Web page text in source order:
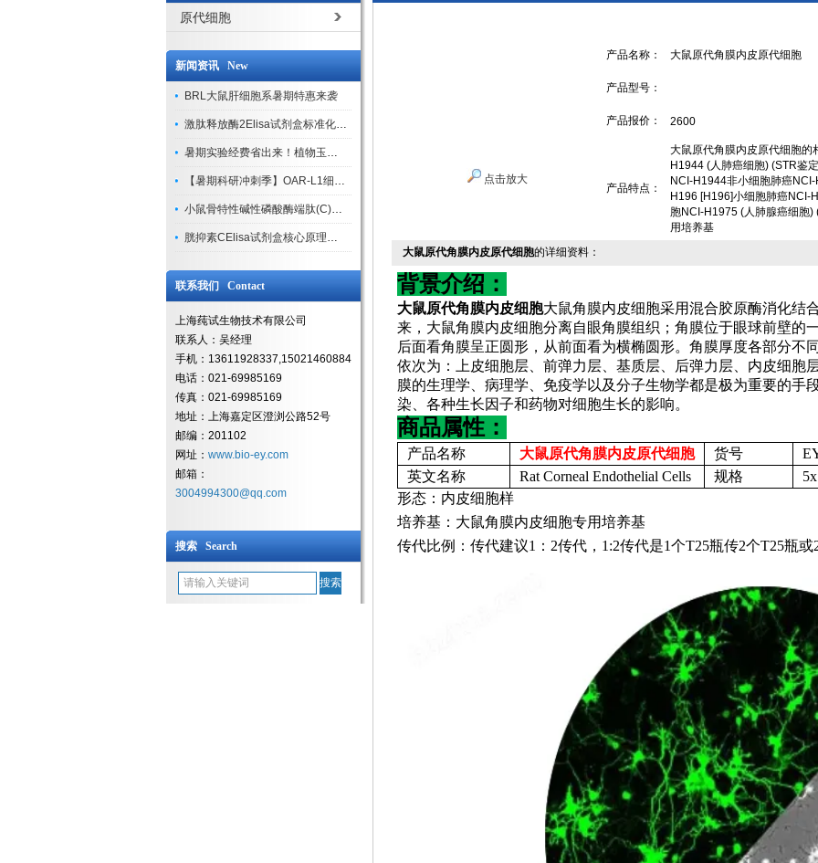
原代细胞
新闻资讯 New
BRL大鼠肝细胞系暑期特惠来袭
激肽释放酶2Elisa试剂盒标准化实验操作与质控体系解析
暑期实验经费省出来！植物玉米索核苷（ZR ）elisa酶联免疫试剂盒
【暑期科研冲刺季】OAR-L1细胞专用培养基特惠，助力实验高效突破
小鼠骨特性碱性磷酸酶端肽(C)elisa试剂盒大促，骨科研人速囤
胱抑素CElisa试剂盒核心原理、产品特性与全流程操作规范详解
联系我们 Contact
上海莼试生物技术有限公司
联系人：吴经理
手机：13611928337,15021460884
电话：021-69985169
传真：021-69985169
地址：上海嘉定区澄浏公路52号
邮编：201102
网址： www.bio-ey.com
邮箱：
3004994300@qq.com
搜索 Search
点击放大
产品名称： 大鼠原代角膜内皮原代细胞
产品型号：
产品报价： 2600
产品特点：
大鼠原代角膜内皮原代细胞
H1944 (人肺癌细胞) (STR鉴
NCI-H1944非小细胞肺癌
H196 [H196]小细胞肺癌NCI-
胞NCI-H1975 (人肺腺癌细胞
用培养基
大鼠原代角膜内皮原代细胞的详细资料：
背景介绍：
大鼠原代角膜内皮细胞大鼠角膜内皮细胞采用混合胶原酶消化结
来，大鼠角膜内皮细胞分离自眼角膜组织；角膜位于眼球前壁的
后面看角膜呈正圆形，从前面看为横椭圆形。角膜厚度各部分不
依次为：上皮细胞层、前弹力层、基质层、后弹力层、内皮细胞
膜的生理学、病理学、免疫学以及分子生物学都是极为重要的手
染、各种生长因子和药物对细胞生长的影响。
商品属性：
产品名称 大鼠原代角膜内皮原代细胞 货号
英文名称
Rat Corneal Endothelial Cells 规格
形态：内皮细胞样
培养基：大鼠角膜内皮细胞专用培养基
传代比例：传代建议1：2传代，1:2传代是1个T25瓶传2个T25瓶或